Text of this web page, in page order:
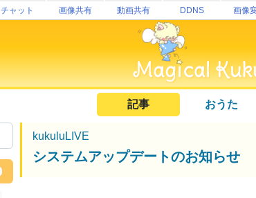
チャット 画像共有 動画共有 DDNS 画像
記事 おうた
kukuluLIVE
システムアップデートのお知らせ